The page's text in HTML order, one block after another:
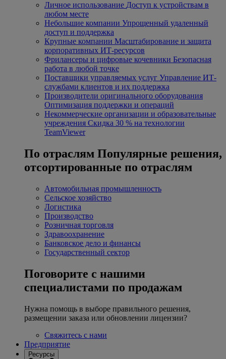
Личное использование Доступ к устройствам в
любом месте
Небольшие компании Упрощенный удаленный
доступ и поддержка
Крупные компании Масштабирование и защита
корпоративных ИТ-ресурсов
Фрилансеры и цифровые кочевники Безопасная
работа в любой точке
Поставщики управляемых услуг Управление ИТ-
службами клиентов и их поддержка
Производители оригинального оборудования
Оптимизация поддержки и операций
Некоммерческие организации и образовательные
учреждения Скидка 30 % на технологии
TeamViewer
По отраслям Популярные решения,
отсортированные по отраслям
Автомобильная промышленность
Сельское хозяйство
Логистика
Производство
Розничная торговля
Здравоохранение
Банковское дело и финансы
Государственный сектор
Поговорите с нашими
специалистами по продажам
Нужна помощь в выборе правильного решения,
размещении заказа или обновлении лицензии?
Свяжитесь с нами
Предприятие
Ресурсы